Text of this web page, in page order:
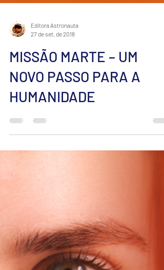
Editora Astronauta
27 de set. de 2018
MISSÃO MARTE – UM
NOVO PASSO PARA A
HUMANIDADE